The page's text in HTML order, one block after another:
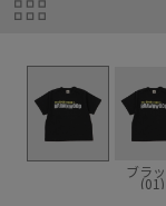
ブラ
(01)